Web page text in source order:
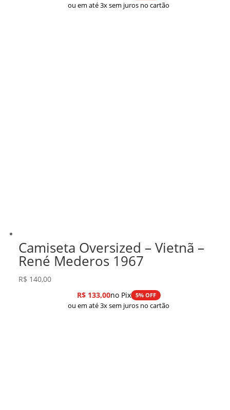
ou em até 3x sem juros no cartão
Camiseta Oversized – Vietnã –
René Mederos 1967
R$ 140,00
R$133,00no Pix 5% OFF
ou em até 3x sem juros no cartão